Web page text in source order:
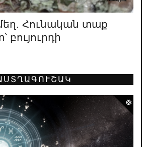
պաշտոնական թիվը՝ 4948
ԿԱՐԵՎՈՐ
կանգնիր «թուլանալու և հաճույք
/ ԿԱՐԵՎՈՐ
Պետրոսյանը գնահատում է
դեր ունեցած 4 օղակների
/ ԿԱՐԵՎՈՐ
Հունական տաք